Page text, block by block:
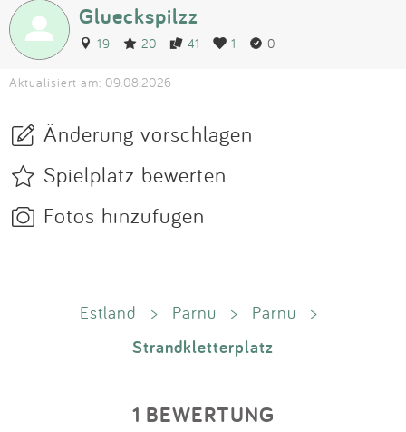
Glueckspilzz
19 20 41 1 0
Aktualisiert am: 09.08.2026
Änderung vorschlagen
Spielplatz bewerten
Fotos hinzufügen
Estland > Parnü > Parnü >
Strandkletterplatz
1 BEWERTUNG